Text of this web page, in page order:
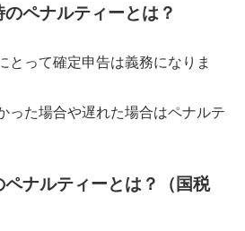
ペナルティーとは？
とって確定申告は義務になりま
った場合や遅れた場合はペナルテ
ナルティーとは？（国税